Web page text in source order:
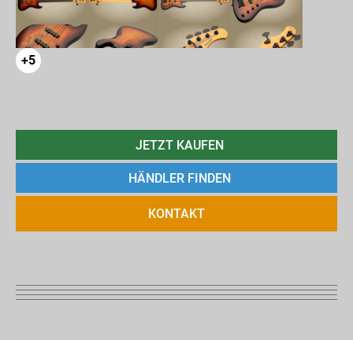
+5
JETZT KAUFEN
HÄNDLER FINDEN
KONTAKT